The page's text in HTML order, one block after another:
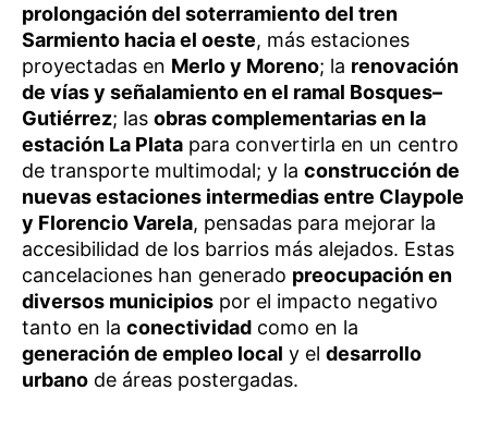
prolongación del soterramiento del tren
Sarmiento hacia el oeste, más estaciones
proyectadas en Merlo y Moreno; la renovación
de vías y señalamiento en el ramal Bosques–
Gutiérrez; las obras complementarias en la
estación La Plata para convertirla en un centro
de transporte multimodal; y la construcción de
nuevas estaciones intermedias entre Claypole
y Florencio Varela, pensadas para mejorar la
accesibilidad de los barrios más alejados. Estas
cancelaciones han generado preocupación en
diversos municipios por el impacto negativo
tanto en la conectividad como en la
generación de empleo local y el desarrollo
urbano de áreas postergadas.